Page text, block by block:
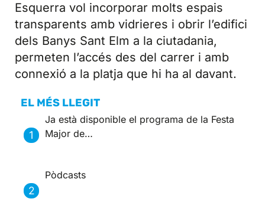
Esquerra vol incorporar molts espais
transparents amb vidrieres i obrir l’edifici
dels Banys Sant Elm a la ciutadania,
permeten l’accés des del carrer i amb
connexió a la platja que hi ha al davant.
EL MÉS LLEGIT
Ja està disponible el programa de la Festa
Major de…
Pòdcasts